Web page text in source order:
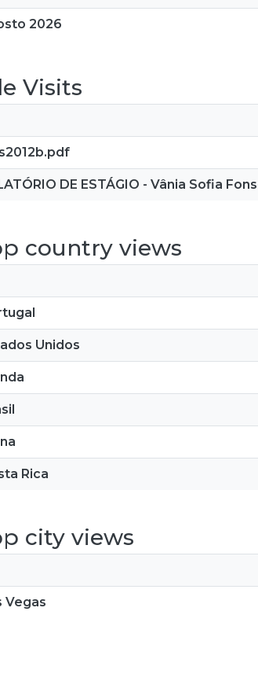
2026
Visits
DE ESTÁGIO - Vânia Sofia
country views
Unidos
Rica
city views
Vegas